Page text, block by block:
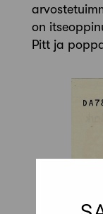
on
Pitt ja